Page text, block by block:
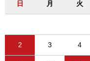
日 月 火
2 3 4